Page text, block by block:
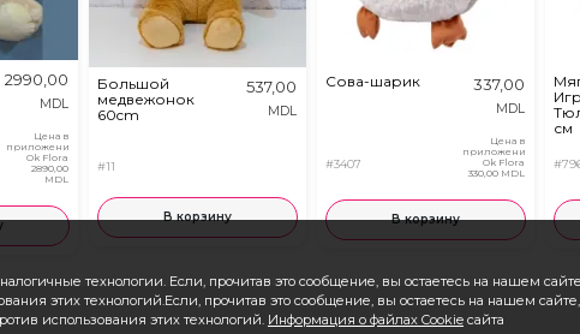
технологии. Если, прочитав это сообщение, вы остаетесь на нашем
этих технологий.Если, прочитав это сообщение, вы остаетесь на нашем сайте,
использования этих технологий. Информация о файлах Cookie сайта
2990,00
MDL
Цена в
приложении
Ok Flora
2890,00
MDL
Большой
медвежонок
60cm
#11
537,00
MDL
В корзину
Сова-шарик
#3407
337,00
MDL
Цена в
приложении
Ok Flora
330,00 MDL
В корзину
см